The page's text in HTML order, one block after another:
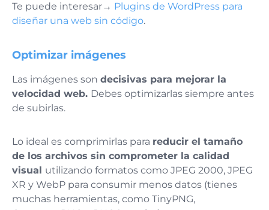
Te puede interesar→ Plugins de WordPress para
diseñar una web sin código.
Optimizar imágenes
Las imágenes son decisivas para mejorar la
velocidad web. Debes optimizarlas siempre antes
de subirlas.
Lo ideal es comprimirlas para reducir el tamaño
de los archivos sin comprometer la calidad
visual utilizando formatos como JPEG 2000, JPEG
XR y WebP para consumir menos datos (tienes
muchas herramientas, como TinyPNG,